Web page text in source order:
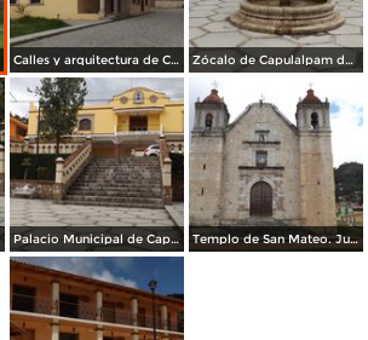
Calles y arquitectura de Capulalpam de Méndez. Julio/2014 Zócalo de Capulalpam de Méndez. Julio/2014
Palacio Municipal de Capulalpam de Méndez. Julio/2014 Templo de San Mateo. Julio/2014